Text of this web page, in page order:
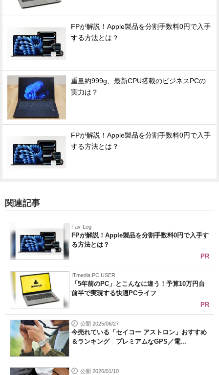
FPが解説！Apple製品を分割手数料0円で入手
する方法とは？
重量約999g、最新CPU搭載のビジネスPCの
実力は？
FPが解説！Apple製品を分割手数料0円で入手
する方法とは？
関連記事
Fav-Log
FPが解説！Apple製品を分割手数料0円で入手す
る方法とは？
PR
ITmedia PC USER
「5年前のPC」とこんなに違う！予算10万円台
前半で実現する快適PCライフ
PR
公開 2025/06/27
今売れている「セイコー アストロン」おすすめ
＆ランキング プレミアムなGPS／電...
公開 2026/01/10